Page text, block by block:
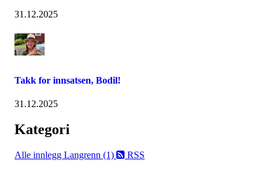
31.12.2025
Takk for innsatsen, Bodil!
31.12.2025
Kategori
Alle innlegg Langrenn (1) RSS